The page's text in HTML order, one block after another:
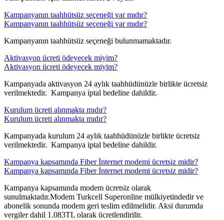
Kampanyanın taahhütsüz seçeneği var mıdır?
Kampanyanın taahhütsüz seçeneği var mıdır?
​Kampanyanın taahhütsüz seçeneği bulunmamaktadır. ​​
Aktivasyon ücreti ödeyecek miyim?
Aktivasyon ücreti ödeyecek miyim?
​Kampanyada aktivasyon 24 aylık taahhüdünüzle birlikte ücretsiz
verilmektedir. Kampanya iptal bedeline dahildir.​
Kurulum ücreti alınmakta mıdır?
Kurulum ücreti alınmakta mıdır?
​Kampanyada kurulum 24 aylık taahhüdünüzle birlikte ücretsiz
verilmektedir. Kampanya iptal bedeline dahildir.​
Kampanya kapsamında Fiber İnternet modemi ücretsiz midir?
Kampanya kapsamında Fiber İnternet modemi ücretsiz midir?
​Kampanya kapsamında modem ücretsiz olarak
sunulmaktadır.Modem Turkcell Superonline mülkiyetindedir ve
abonelik sonunda modem geri teslim edilmelidir. Aksi durumda
vergiler dahil 1.083TL olarak ücretlendirilir.​